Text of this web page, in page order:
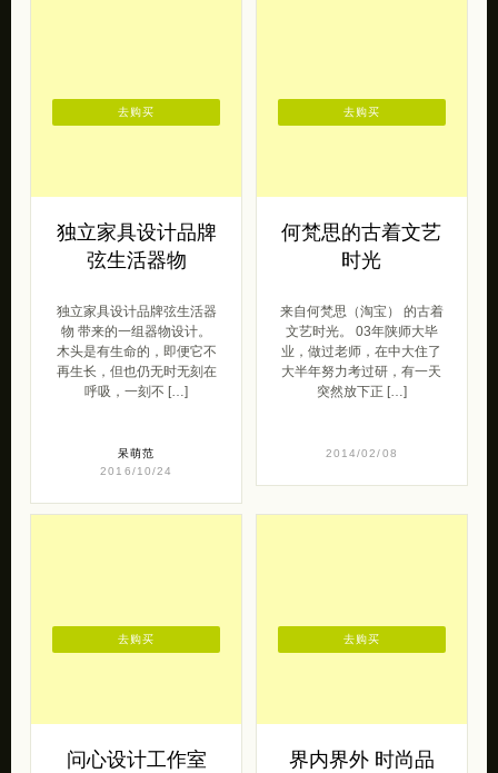
独立家具设计品牌
弦生活器物
独立家具设计品牌弦生活器
物 带来的一组器物设计。
木头是有生命的，即便它不
再生长，但也仍无时无刻在
呼吸，一刻不 […]
呆萌范
2016/10/24
去购买
何梵思的古着文艺
时光
来自何梵思（淘宝） 的古着
文艺时光。 03年陕师大毕
业，做过老师，在中大住了
大半年努力考过研，有一天
突然放下正 […]
2014/02/08
去购买
问心设计工作室
去购买
界内界外 时尚品
去购买